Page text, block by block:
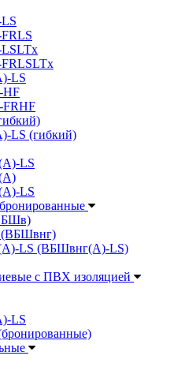
LS
LS (гибкий)
LS
LS
LS (ВБШвнг(А)-LS)
с ПВХ изоляцией
LS